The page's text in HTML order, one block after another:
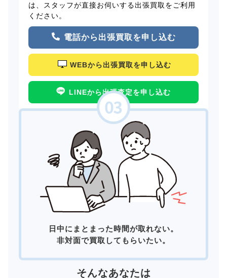
は、スタッフが直接お伺いする出張買取をご利用
ください。
電話から出張買取を申し込む
WEBから出張買取を申し込む
LINEから出張査定を申し込む
日中にまとまった時間が取れない。
非対面で買取してもらいたい。
そんなあなたは